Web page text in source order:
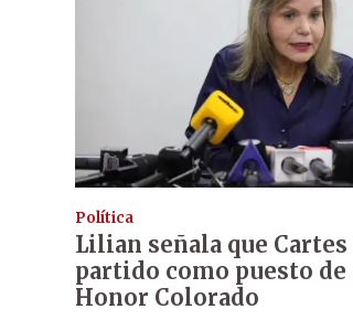
Política
Lilian señala que
partido como puesto de
Honor Colorado